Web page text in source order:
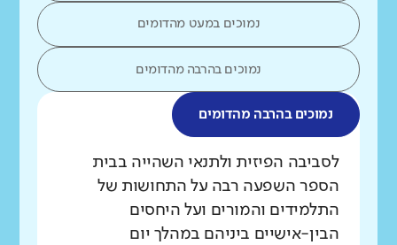
נמוכים במעט מהדומים
נמוכים בהרבה מהדומים
נמוכים בהרבה מהדומים
מה בדקנו?
לסביבה הפיזית ולתנאי השהייה בבית
הספר השפעה רבה על התחושות של
התלמידים והמורים ועל היחסים
הבין-אישיים ביניהם במהלך יום